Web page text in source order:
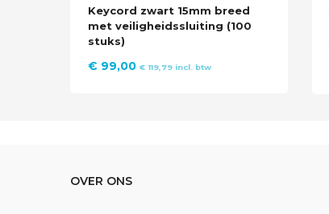
Keycord zwart 15mm breed
met veiligheidssluiting (100
stuks)
€ 99,00 € 119,79 incl. btw
OVER ONS